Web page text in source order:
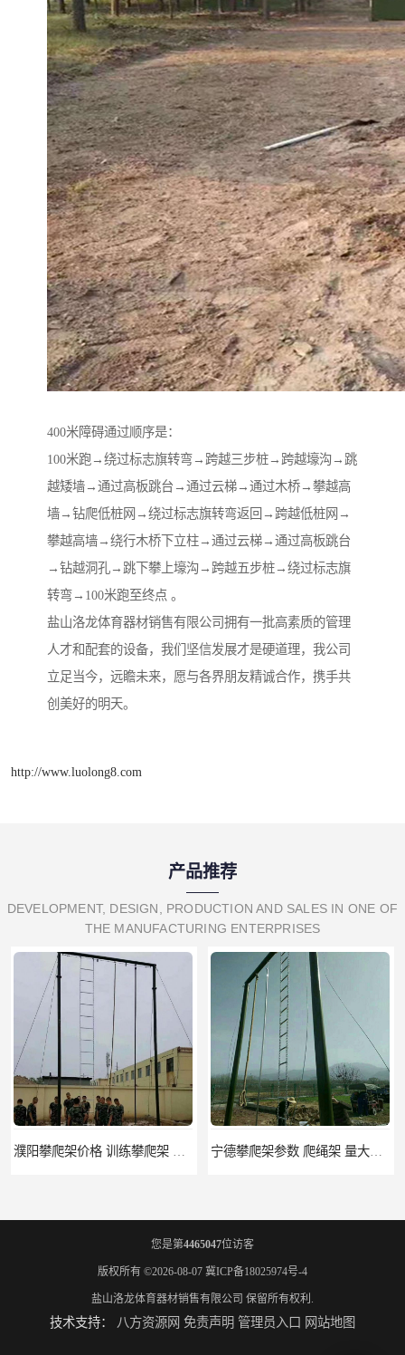
400米障碍通过顺序是：
100米跑→绕过标志旗转弯→跨越三步桩→跨越壕沟→跳
越矮墙→通过高板跳台→通过云梯→通过木桥→攀越高
墙→钻爬低桩网→绕过标志旗转弯返回→跨越低桩网→
攀越高墙→绕行木桥下立柱→通过云梯→通过高板跳台
→钻越洞孔→跳下攀上壕沟→跨越五步桩→绕过标志旗
转弯→100米跑至终点 。
盐山洛龙体育器材销售有限公司拥有一批高素质的管理
人才和配套的设备，我们坚信发展才是硬道理，我公司
立足当今，远瞻未来，愿与各界朋友精诚合作，携手共
创美好的明天。
http://www.luolong8.com
产品推荐
DEVELOPMENT, DESIGN, PRODUCTION AND SALES IN ONE OF
THE MANUFACTURING ENTERPRISES
您是第4465047位访客
版权所有 ©2026-08-07 冀ICP备18025974号-4
盐山洛龙体育器材销售有限公司 保留所有权利.
技术支持： 八方资源网 免责声明 管理员入口 网站地图